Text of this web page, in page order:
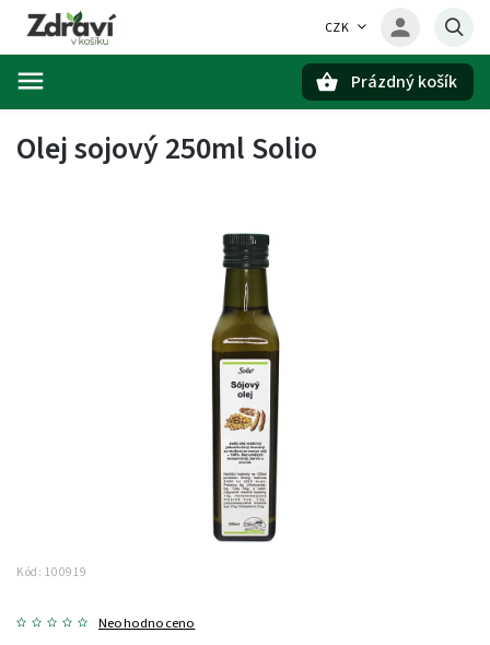
CZK
Prázdný košík
Olej sojový 250ml Solio
Kód: 100919
Neohodnoceno